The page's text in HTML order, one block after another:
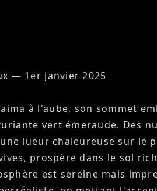
— 1er janvier 2025
à l'aube, son sommet
vert émeraude. Des
lueur chaleureuse sur le
prospère dans le sol
est sereine mais